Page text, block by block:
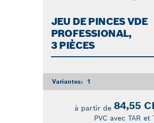
JEU DE PINCES VDE
PROFESSIONAL,
3 PIÈCES
Variantes: 1
à partir de 84,55
PVC avec TAR et